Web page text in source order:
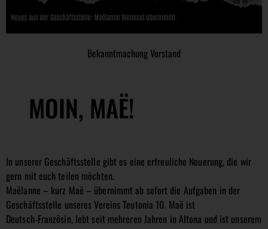
Bekanntmachung Vorstand
MOIN, MAË!
In unserer Geschäftsstelle gibt es eine erfreuliche Neuerung, die wir
gern mit euch teilen möchten.
Maëlanne – kurz Maë – übernimmt ab sofort die Aufgaben in der
Geschäftsstelle unseres Vereins Teutonia 10. Maë ist
Deutsch‑Französin, lebt seit mehreren Jahren in Altona und ist unserem